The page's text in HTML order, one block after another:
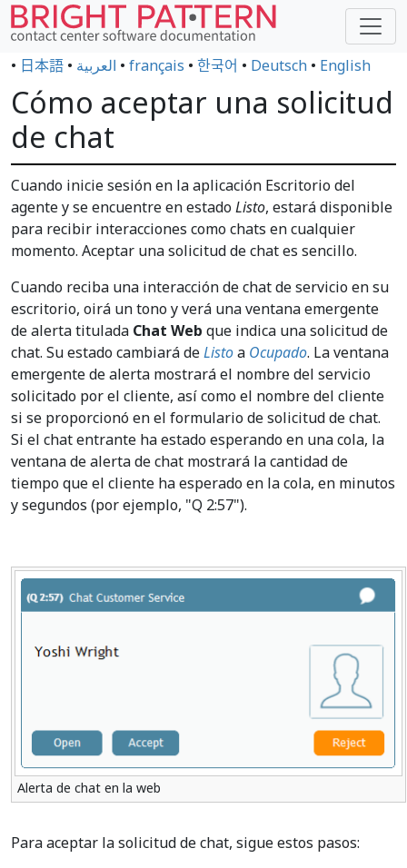
• 日本語 • العربية • français • 한국어 • Deutsch • English
Cómo aceptar una solicitud
de chat
Cuando inicie sesión en la aplicación Escritorio del
agente y se encuentre en estadoListo, estará disponible
para recibir interacciones como chats en cualquier
momento. Aceptar una solicitud de chat es sencillo.
Cuando reciba una interacción de chat de servicio en su
escritorio, oirá un tono y verá una ventana emergente
de alerta titulada Chat Web que indica una solicitud de
chat. Su estado cambiará deListoa Ocupado. La ventana
emergente de alerta mostrará el nombre del servicio
solicitado por el cliente, así como el nombre del cliente
si se proporcionó en el formulario de solicitud de chat.
Si el chat entrante ha estado esperando en una cola, la
ventana de alerta de chat mostrará la cantidad de
tiempo que el cliente ha esperado en la cola, en minutos
y segundos (por ejemplo, "Q 2:57").
Alerta de chat en la web
Para aceptar la solicitud de chat, sigue estos pasos: